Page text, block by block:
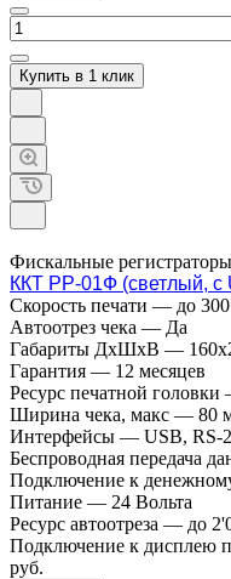
Купить в 1 клик
Фискальные
ККТ РР-01Ф (светлый, с
Скорость печати — до
Автоотрез чека — Да
Габариты ДхШхВ —
Гарантия — 12 месяцев
Ресурс печатной головки
Ширина чека, макс — 80
Интерфейсы — USB, RS-
Беспроводная передача
Подключение к
Питание — 24 Вольта
Ресурс автоотреза — до
Подключение к дисплею
руб.